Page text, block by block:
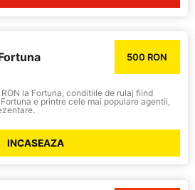
500 RON
la Fortuna, conditiile de rulaj fiind
e printre cele mai populare agentii,
INCASEAZA